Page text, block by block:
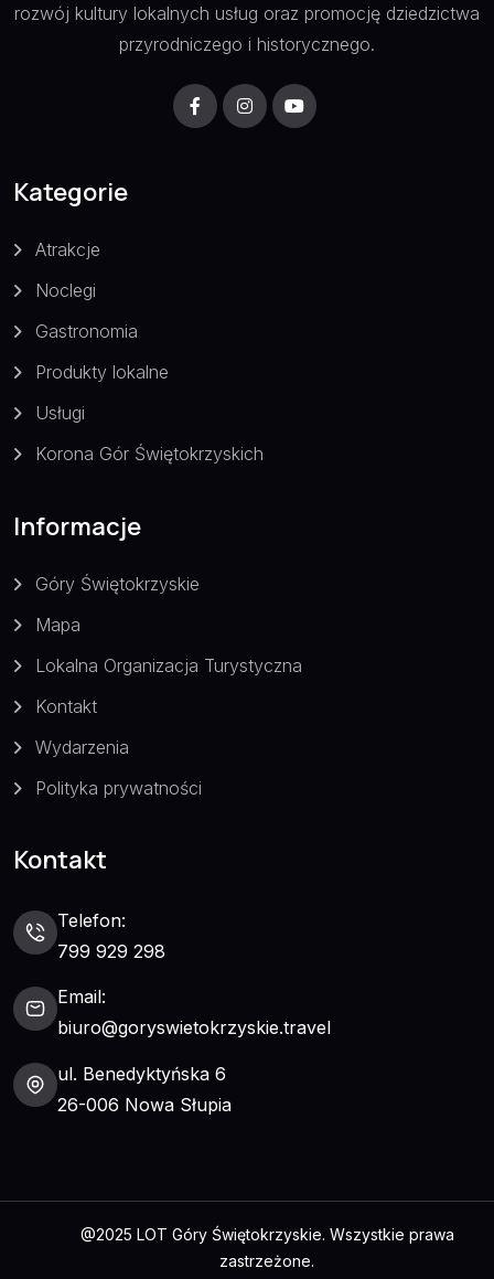
rozwój kultury lokalnych usług oraz promocję dziedzictwa
przyrodniczego i historycznego.
Kategorie
Atrakcje
Noclegi
Gastronomia
Produkty lokalne
Usługi
Korona Gór Świętokrzyskich
Informacje
Góry Świętokrzyskie
Mapa
Lokalna Organizacja Turystyczna
Kontakt
Wydarzenia
Polityka prywatności
Kontakt
Telefon:
799 929 298
Email:
biuro@goryswietokrzyskie.travel
ul. Benedyktyńska 6
26-006 Nowa Słupia
@2025 LOT Góry Świętokrzyskie. Wszystkie prawa
zastrzeżone.